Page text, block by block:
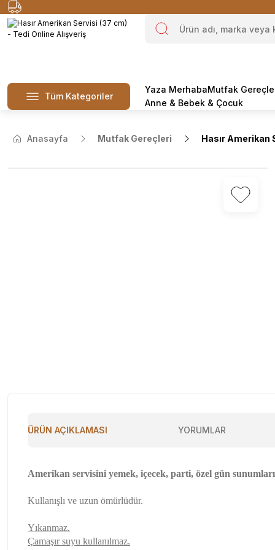
Tüm Kategoriler
Yaza MerhabaMutfak
Anne & Bebek & Çocuk
Anasayfa Mutfak Gereçleri Hasır Amerikan
ÜRÜN AÇIKLAMASI YORUMLAR
Amerikan servisini yemek, içecek, parti, özel gün
Kullanışlı ve uzun ömürlüdür.
Yıkanmaz.
Çamaşır suyu kullanılmaz.